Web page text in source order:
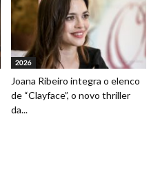
2026
Joana Ribeiro integra o elenco
de “Clayface”, o novo thriller
da...